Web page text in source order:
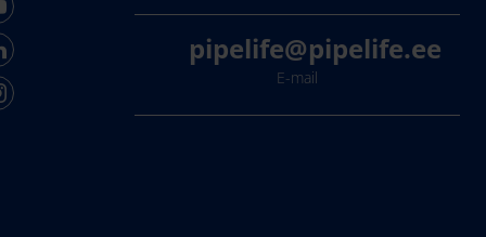
pipelife@pipelife.ee
E-mail